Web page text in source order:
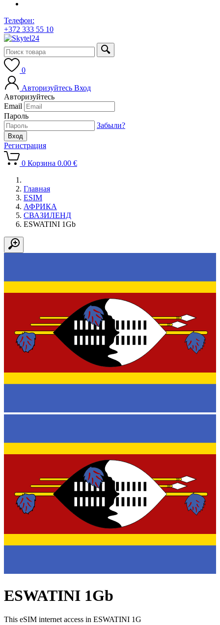
Телефон:
+372 333 55 10
0
Авторизуйтесь Вход
Авторизуйтесь
Email
Пароль
Забыли?
Регистрация
0 Корзина 0.00 €
Главная
ESIM
АФРИКА
СВАЗИЛЕНД
ESWATINI 1Gb
ESWATINI 1Gb
This eSIM internet access in ESWATINI 1G